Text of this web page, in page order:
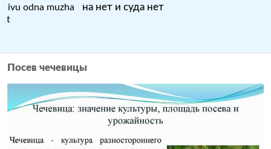
на нет и суда нет
Посев чечевицы